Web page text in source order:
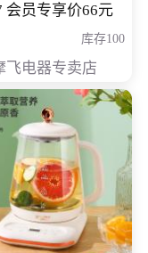
会员专享价66元
库存100
飞电器专卖店